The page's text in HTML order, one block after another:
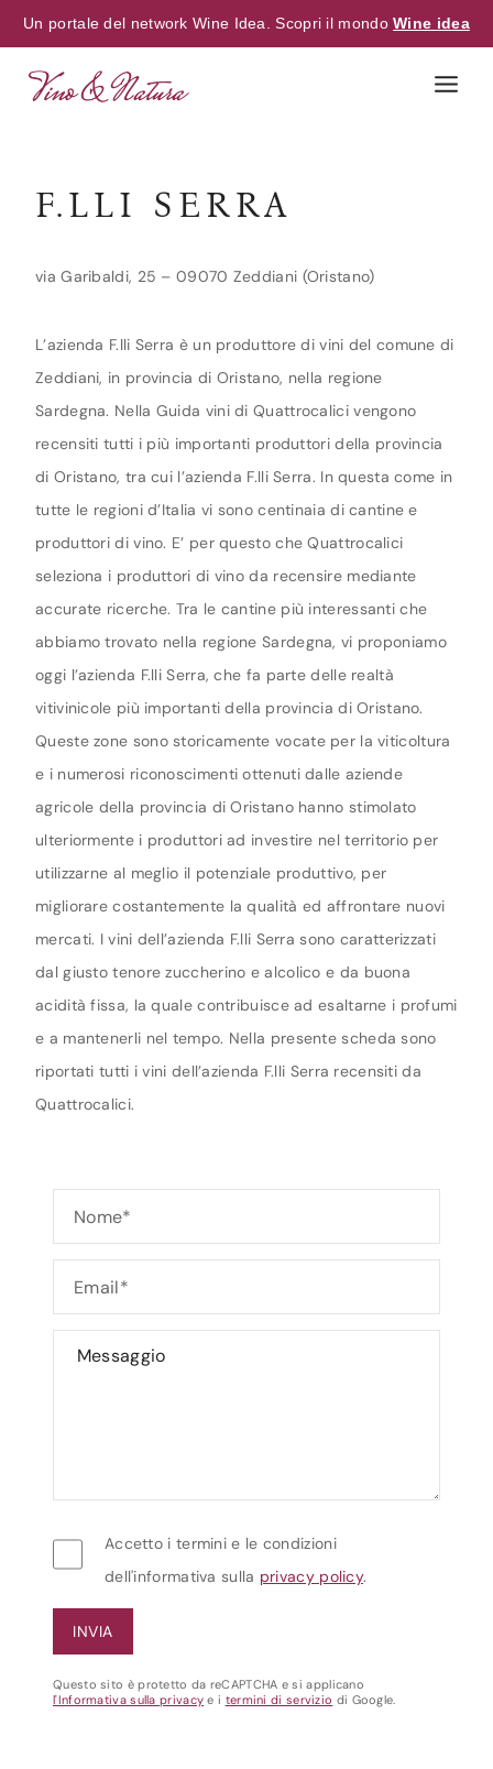
Un portale del network Wine Idea. Scopri il mondoWine idea
F.LLI SERRA
via Garibaldi, 25 – 09070 Zeddiani (Oristano)
L’azienda F.lli Serra è un produttore di vini del comune di
Zeddiani, in provincia di Oristano, nella regione
Sardegna. Nella Guida vini di Quattrocalici vengono
recensiti tutti i più importanti produttori della provincia
di Oristano, tra cui l’azienda F.lli Serra. In questa come in
tutte le regioni d’Italia vi sono centinaia di cantine e
produttori di vino. E’ per questo che Quattrocalici
seleziona i produttori di vino da recensire mediante
accurate ricerche. Tra le cantine più interessanti che
abbiamo trovato nella regione Sardegna, vi proponiamo
oggi l’azienda F.lli Serra, che fa parte delle realtà
vitivinicole più importanti della provincia di Oristano.
Queste zone sono storicamente vocate per la viticoltura
e i numerosi riconoscimenti ottenuti dalle aziende
agricole della provincia di Oristano hanno stimolato
ulteriormente i produttori ad investire nel territorio per
utilizzarne al meglio il potenziale produttivo, per
migliorare costantemente la qualità ed affrontare nuovi
mercati. I vini dell’azienda F.lli Serra sono caratterizzati
dal giusto tenore zuccherino e alcolico e da buona
acidità fissa, la quale contribuisce ad esaltarne i profumi
e a mantenerli nel tempo. Nella presente scheda sono
riportati tutti i vini dell’azienda F.lli Serra recensiti da
Quattrocalici.
Accetto i termini e le condizioni
dell'informativa sulla privacy policy.
Questo sito è protetto da reCAPTCHA e si applicano
l'Informativa sulla privacy e i termini di servizio di Google.